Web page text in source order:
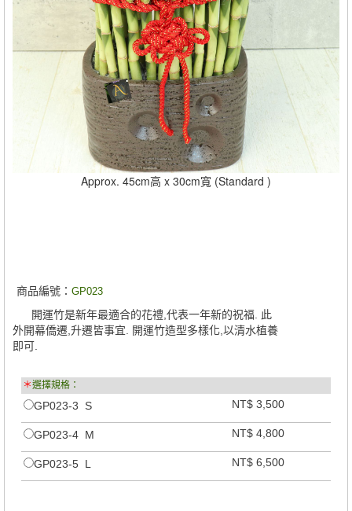
Approx. 45cm高 x 30cm寬 (Standard )
商品編號：GP023
開運竹是新年最適合的花禮,代表一年新的祝福. 此
外開幕僑遷,升遷皆事宜. 開運竹造型多樣化,以清水植養
即可.
＊選擇規格：
GP023-3 S NT$ 3,500
GP023-4 M NT$ 4,800
GP023-5 L NT$ 6,500